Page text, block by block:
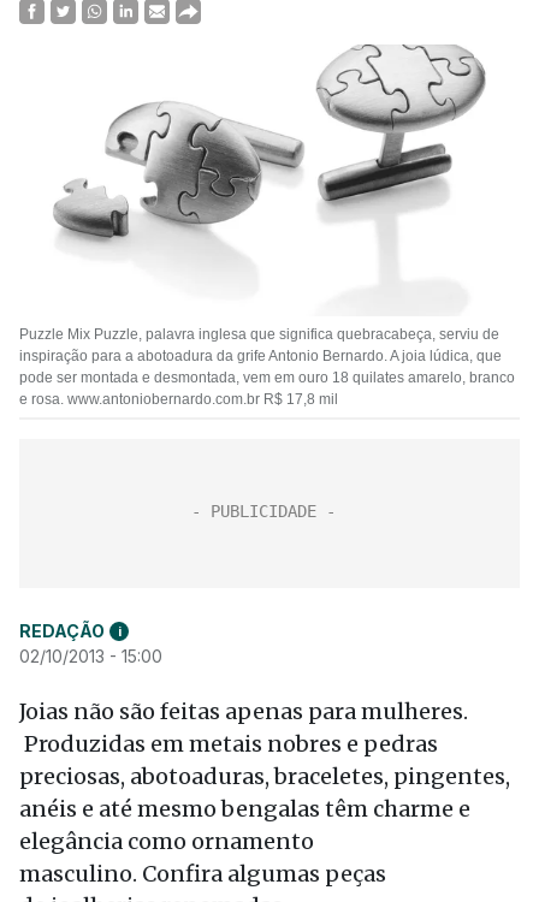
Puzzle Mix Puzzle, palavra inglesa que significa quebracabeça, serviu de
inspiração para a abotoadura da grife Antonio Bernardo. A joia lúdica, que
pode ser montada e desmontada, vem em ouro 18 quilates amarelo, branco
e rosa. www.antoniobernardo.com.br R$ 17,8 mil
REDAÇÃO i
02/10/2013 - 15:00
Joias não são feitas apenas para mulheres.
Produzidas em metais nobres e pedras
preciosas, abotoaduras, braceletes, pingentes,
anéis e até mesmo bengalas têm charme e
elegância como ornamento
masculino. Confira algumas peças